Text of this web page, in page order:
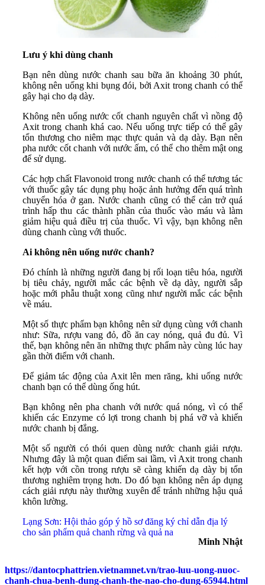
Lưu ý khi dùng chanh
Bạn nên dùng nước chanh sau bữa ăn khoảng 30 phút,
không nên uống khi bụng đói, bởi Axit trong chanh có thể
gây hại cho dạ dày.
Không nên uống nước cốt chanh nguyên chất vì nồng độ
Axit trong chanh khá cao. Nếu uống trực tiếp có thể gây
tổn thương cho niêm mạc thực quản và dạ dày. Bạn nên
pha nước cốt chanh với nước ấm, có thể cho thêm mật ong
để sử dụng.
Các hợp chất Flavonoid trong nước chanh có thể tương tác
với thuốc gây tác dụng phụ hoặc ảnh hưởng đến quá trình
chuyển hóa ở gan. Nước chanh cũng có thể cản trở quá
trình hấp thu các thành phần của thuốc vào máu và làm
giảm hiệu quả điều trị của thuốc. Vì vậy, bạn không nên
dùng chanh cùng với thuốc.
Ai không nên uống nước chanh?
Đó chính là những người đang bị rối loạn tiêu hóa, người
bị tiêu chảy, người mắc các bệnh về dạ dày, người sắp
hoặc mới phẫu thuật xong cũng như người mắc các bệnh
về máu.
Một số thực phẩm bạn không nên sử dụng cùng với chanh
như: Sữa, rượu vang đỏ, đồ ăn cay nóng, quả đu đủ. Vì
thế, bạn không nên ăn những thực phẩm này cùng lúc hay
gần thời điểm với chanh.
Để giảm tác động của Axit lên men răng, khi uống nước
chanh bạn có thể dùng ống hút.
Bạn không nên pha chanh với nước quá nóng, vì có thể
khiến các Enzyme có lợi trong chanh bị phá vỡ và khiến
nước chanh bị đắng.
Một số người có thói quen dùng nước chanh giải rượu.
Nhưng đây là một quan điểm sai lầm, vì Axit trong chanh
kết hợp với cồn trong rượu sẽ càng khiến dạ dày bị tổn
thương nghiêm trọng hơn. Do đó bạn không nên áp dụng
cách giải rượu này thường xuyên để tránh những hậu quả
khôn lường.
Lạng Sơn: Hội thảo góp ý hồ sơ đăng ký chỉ dẫn địa lý
cho sản phẩm quả chanh rừng và quả na
Minh Nhật
https://dantocphattrien.vietnamnet.vn/trao-luu-uong-nuoc-
chanh-chua-benh-dung-chanh-the-nao-cho-dung-65944.html